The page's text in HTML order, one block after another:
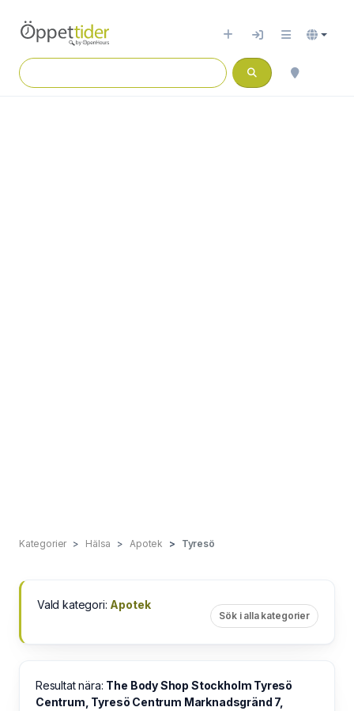
Kategorier Hälsa Apotek Tyresö
Vald kategori: Apotek
Sök i alla kategorier
Resultat nära: The Body Shop Stockholm Tyresö
Centrum, Tyresö Centrum Marknadsgränd 7,